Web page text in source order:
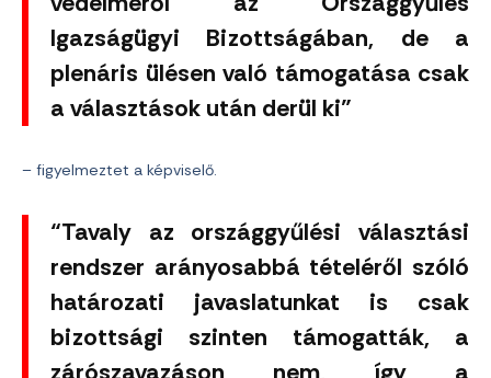
Igazságügyi Bizottságában, de a
plenáris ülésen való támogatása csak
a választások után derül ki”
– figyelmeztet a képviselő.
“Tavaly az országgyűlési választási
rendszer arányosabbá tételéről szóló
határozati javaslatunkat is csak
bizottsági szinten támogatták, a